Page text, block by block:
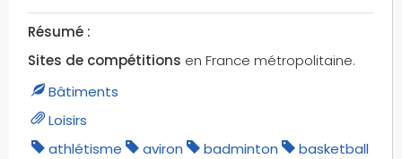
Résumé :
Sites de compétitions en France métropolitaine.
Bâtiments
Loisirs
athlétisme
aviron badminton
basketball